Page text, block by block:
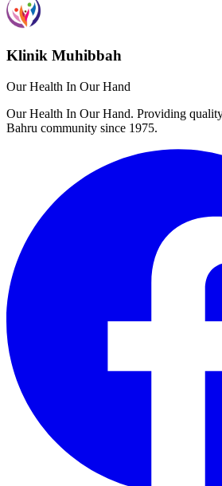
Klinik Muhibbah
Our Health In Our Hand
Our Health In Our Hand. Providing
Bahru community since 1975.